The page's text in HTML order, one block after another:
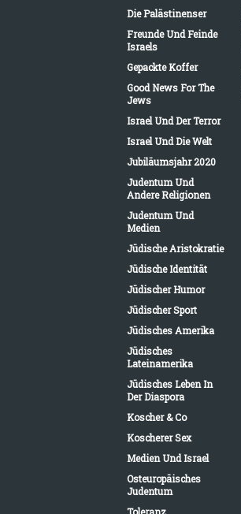
Die Palästinenser
Freunde Und Feinde
Israels
Gepackte Koffer
Good News For The
Jews
Israel Und Der Terror
Israel Und Die Welt
Jubiläumsjahr 2020
Judentum Und
Andere Religionen
Judentum Und
Medien
Jüdische Aristokratie
Jüdische Identität
Jüdischer Humor
Jüdischer Sport
Jüdisches Amerika
Jüdisches
Lateinamerika
Jüdisches Leben In
Der Diaspora
Koscher & Co
Koscherer Sex
Medien Und Israel
Osteuropäisches
Judentum
Toleranz